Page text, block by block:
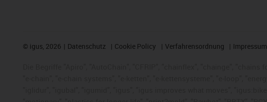
© igus, 2026 Datenschutz Cookie Policy Verfahrensordnung Impressum